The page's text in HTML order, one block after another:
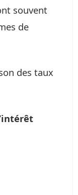
souvent
de
des taux